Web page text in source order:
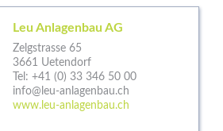
Leu Anlagenbau AG
Zelgstrasse 65
3661 Uetendorf
Tel: +41 (0) 33 346 50 00
info@leu-anlagenbau.ch
www.leu-anlagenbau.ch